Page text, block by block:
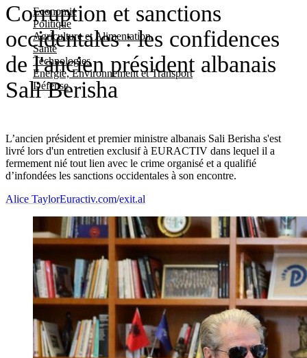
Economie
Politique
Agriculture et Alimentation
Santé
Technologies
Energie, Environnement et Transport
Défense
Corruption et sanctions
occidentales : les confidences
de l'ancien président albanais
Sali Berisha
L’ancien président et premier ministre albanais Sali Berisha s'est
livré lors d'un entretien exclusif à EURACTIV dans lequel il a
fermement nié tout lien avec le crime organisé et a qualifié
d’infondées les sanctions occidentales à son encontre.
Alice TaylorEuractiv.com/exit.al